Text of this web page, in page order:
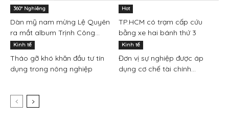
360° Nghiêng
Dàn mỹ nam mừng Lệ Quyên
ra mắt album Trịnh Công...
Hot
TP.HCM có trạm cấp cứu
bằng xe hai bánh thứ 3
Kinh tế
Tháo gỡ khó khăn đầu tư tín
dụng trong nông nghiệp
Kinh tế
Đơn vị sự nghiệp được áp
dụng cơ chế tài chính...